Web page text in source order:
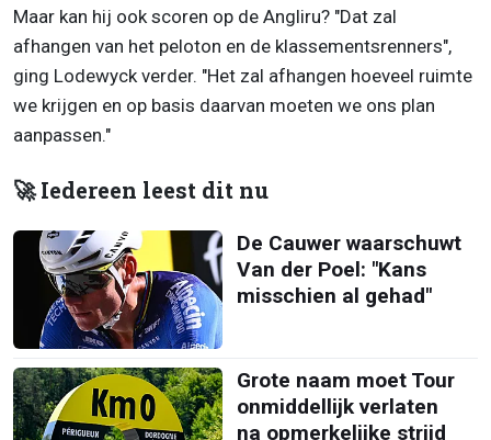
Maar kan hij ook scoren op de Angliru? "Dat zal
afhangen van het peloton en de klassementsrenners",
ging Lodewyck verder. "Het zal afhangen hoeveel ruimte
we krijgen en op basis daarvan moeten we ons plan
aanpassen."
🚀 Iedereen leest dit nu
De Cauwer waarschuwt
Van der Poel: "Kans
misschien al gehad"
Grote naam moet Tour
onmiddellijk verlaten
na opmerkelijke strijd